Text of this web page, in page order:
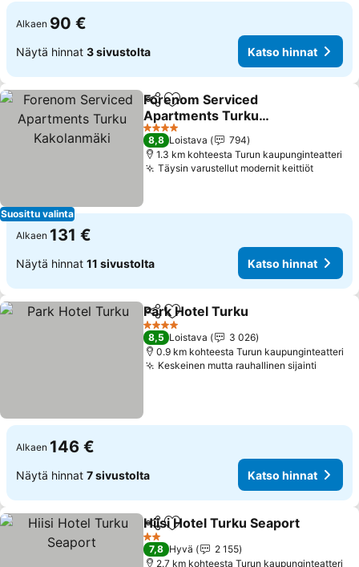
Alkaen 90 €
Näytä hinnat 3 sivustolta Katso hinnat
Suosittu valinta
Jaa Lisää suosikkeihin
Forenom Serviced
Apartments Turku
Kakolanmäki
Katso hinnat
4 Tähtiluokitus
8,8 Loistava
794
1.3 km kohteesta Turun kaupunginteatteri
Täysin varustellut modernit keittiötKatso
Alkaen 131 €
Näytä hinnat 11 sivustolta Katso hinnat
Jaa Lisää suosikkeihin
Park Hotel Turku
4 Tähtiluokitus
8,5 Loistava
3 026
0.9 km kohteesta Turun kaupunginteatteri
Keskeinen mutta rauhallinen sijainti
Alkaen 146 €
Näytä hinnat 7 sivustolta Katso hinnat
Jaa Lisää suosikkeihin
Hiisi Hotel Turku Seaport
2 Tähtiluokitus
7,8 Hyvä
2 155
2.7 km kohteesta Turun kaupunginteatteri